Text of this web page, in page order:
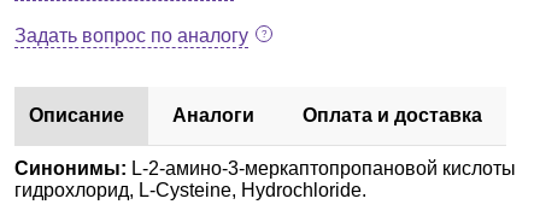
Задать вопрос по аналогу
Описание Аналоги Оплата и доставка
Синонимы: L-2-амино-3-меркаптопропановой кислоты
гидрохлорид, L-Cysteine, Hydrochloride.